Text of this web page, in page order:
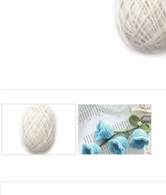
Datenverkehr
analysieren
sowie
relevantere